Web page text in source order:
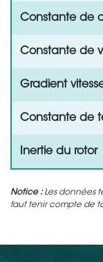
Constante de
Constante de
Gradient
Constante de
Inertie du rotor
Notice :Les données
faut tenir compte de